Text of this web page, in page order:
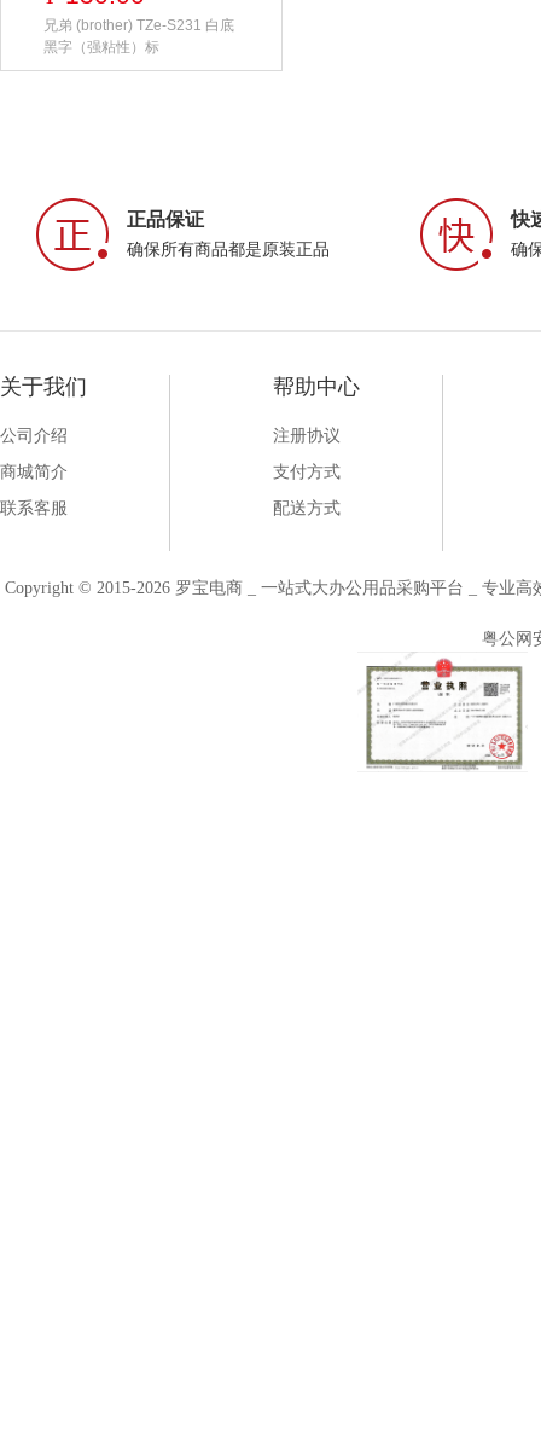
兄弟 (brother) TZe-S231 白底
黑字（强粘性）标
正品保证
确保所有商品都是原装正品
快
确
关于我们
公司介绍
商城简介
联系客服
帮助中心
注册协议
支付方式
配送方式
Copyright © 2015-2026 罗宝电商 _ 一站式大办公用品采购平台 _ 专业
粤公网